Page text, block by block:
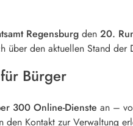
Regensburg den 20.
den aktuellen Stand der
Bürger
300 Online-Dienste an –
Kontakt zur Verwaltung